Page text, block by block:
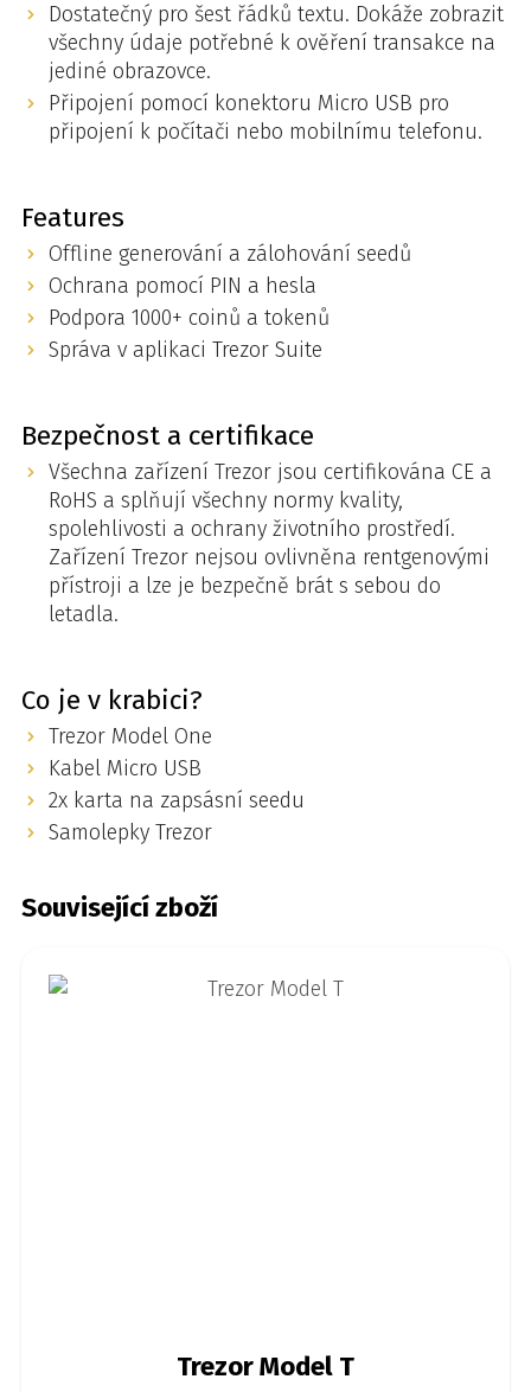
Dostatečný pro šest řádků textu. Dokáže zobrazit
všechny údaje potřebné k ověření transakce na
jediné obrazovce.
Připojení pomocí konektoru Micro USB pro
připojení k počítači nebo mobilnímu telefonu.
Features
Offline generování a zálohování seedů
Ochrana pomocí PIN a hesla
Podpora 1000+ coinů a tokenů
Správa v aplikaci Trezor Suite
Bezpečnost a certifikace
Všechna zařízení Trezor jsou certifikována CE a
RoHS a splňují všechny normy kvality,
spolehlivosti a ochrany životního prostředí.
Zařízení Trezor nejsou ovlivněna rentgenovými
přístroji a lze je bezpečně brát s sebou do
letadla.
Co je v krabici?
Trezor Model One
Kabel Micro USB
2x karta na zapsásní seedu
Samolepky Trezor
Související zboží
Trezor Model T